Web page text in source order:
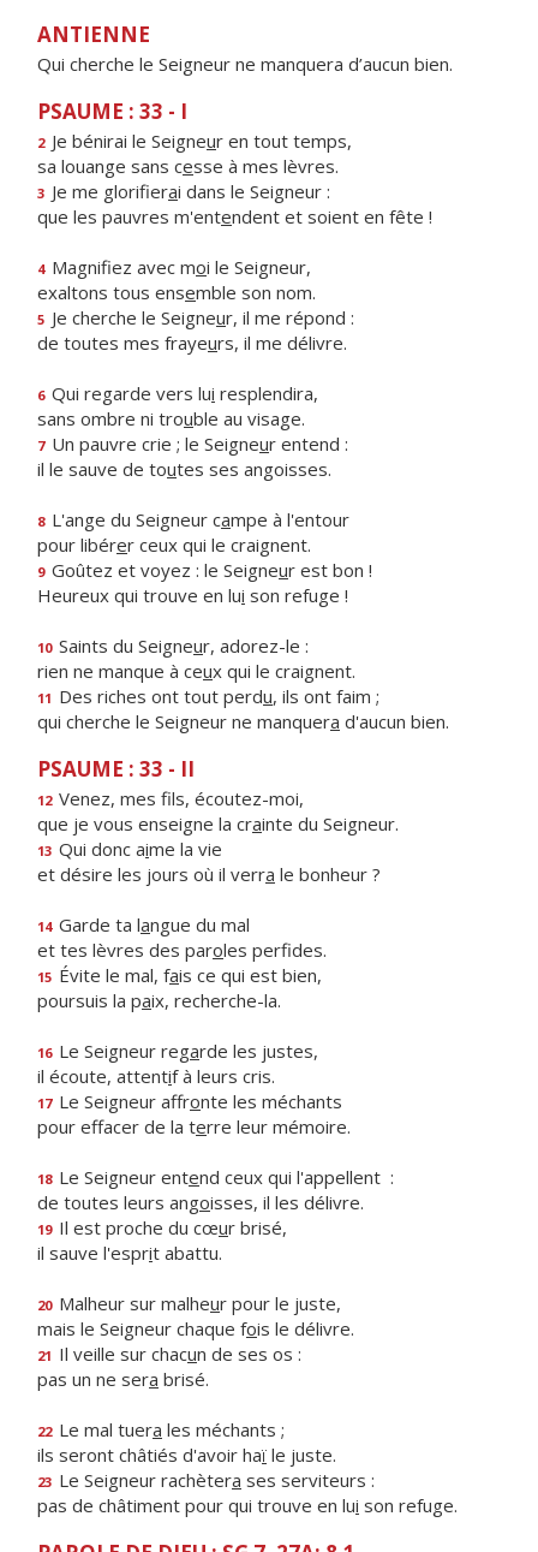
ANTIENNE
Qui cherche le Seigneur ne manquera d’aucun bien.
PSAUME : 33 - I
2 Je bénirai le Seigneur en tout temps,
sa louange sans cesse à mes lèvres.
3 Je me glorifierai dans le Seigneur :
que les pauvres m'entendent et soient en fête !
4 Magnifiez avec moi le Seigneur,
exaltons tous ensemble son nom.
5 Je cherche le Seigneur, il me répond :
de toutes mes frayeurs, il me délivre.
6 Qui regarde vers lui resplendira,
sans ombre ni trouble au visage.
7 Un pauvre crie ; le Seigneur entend :
il le sauve de toutes ses angoisses.
8 L'ange du Seigneur campe à l'entour
pour libérer ceux qui le craignent.
9 Goûtez et voyez : le Seigneur est bon !
Heureux qui trouve en lui son refuge !
10 Saints du Seigneur, adorez-le :
rien ne manque à ceux qui le craignent.
11 Des riches ont tout perdu, ils ont faim ;
qui cherche le Seigneur ne manquera d'aucun bien.
PSAUME : 33 - II
12 Venez, mes fls, écoutez-moi,
que je vous enseigne la crainte du Seigneur.
13 Qui donc aime la vie
et désire les jours où il verra le bonheur ?
14 Garde ta langue du mal
et tes lèvres des paroles perfides.
15 Évite le mal, fais ce qui est bien,
poursuis la paix, recherche-la.
16 Le Seigneur regarde les justes,
il écoute, attentif à leurs cris.
17 Le Seigneur affronte les méchants
pour effacer de la terre leur mémoire.
18 Le Seigneur entend ceux qui l'appellent :
de toutes leurs angoisses, il les délivre.
19 Il est proche du cœur brisé,
il sauve l'esprit abattu.
20 Malheur sur malheur pour le juste,
mais le Seigneur chaque fois le délivre.
21 Il veille sur chacun de ses os :
pas un ne sera brisé.
22 Le mal tuera les méchants ;
ils seront châtiés d'avoir haï le juste.
23 Le Seigneur rachètera ses serviteurs :
pas de châtiment pour qui trouve en lui son refuge.